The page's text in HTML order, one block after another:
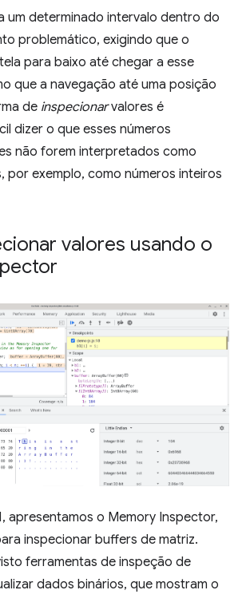
um determinado intervalo dentro do
problemático, exigindo que o
para baixo até chegar a esse
que a navegação até uma posição
de inspecionarvalores é
dizer o que esses números
não forem interpretados como
por exemplo, como números inteiros
valores usando o
apresentamos o Memory Inspector,
inspecionar buffers de matriz.
ferramentas de inspeção de
dados binários, que mostram o